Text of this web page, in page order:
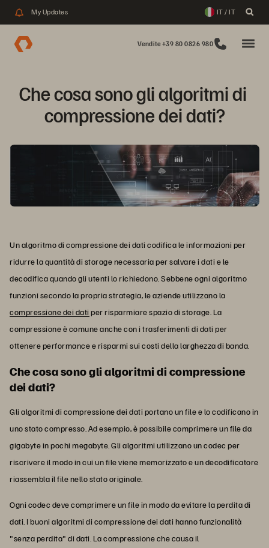
My Updates IT / IT
Vendite +39 80 0826 980
Che cosa sono gli algoritmi di
compressione dei dati?
Un algoritmo di compressione dei dati codifica le informazioni per
ridurre la quantità di storage necessaria per salvare i dati e le
decodifica quando gli utenti lo richiedono. Sebbene ogni algoritmo
funzioni secondo la propria strategia, le aziende utilizzano la
compressione dei dati per risparmiare spazio di storage. La
compressione è comune anche con i trasferimenti di dati per
ottenere performance e risparmi sui costi della larghezza di banda.
Che cosa sono gli algoritmi di compressione
dei dati?
Gli algoritmi di compressione dei dati portano un file e lo codificano in
uno stato compresso. Ad esempio, è possibile comprimere un file da
gigabyte in pochi megabyte. Gli algoritmi utilizzano un codec per
riscrivere il modo in cui un file viene memorizzato e un decodificatore
riassembla il file nello stato originale.
Ogni codec deve comprimere un file in modo da evitare la perdita di
dati. I buoni algoritmi di compressione dei dati hanno funzionalità
"senza perdita" di dati. La compressione che causa il